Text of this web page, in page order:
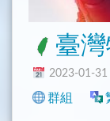
臺
2023-01-31
群組